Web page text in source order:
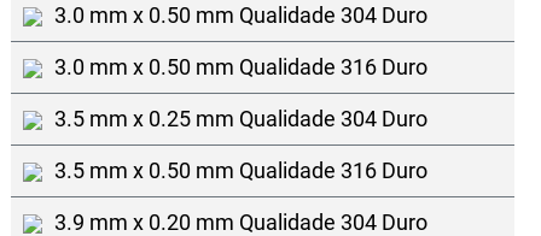
3.0 mm x 0.50 mm Qualidade 304 Duro
3.0 mm x 0.50 mm Qualidade 316 Duro
3.5 mm x 0.25 mm Qualidade 304 Duro
3.5 mm x 0.50 mm Qualidade 316 Duro
3.9 mm x 0.20 mm Qualidade 304 Duro